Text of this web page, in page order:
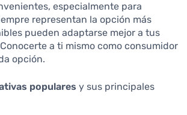
especialmente para
representan la opción más
pueden adaptarse mejor a tus
a ti mismo como consumidor
opción.
populares y sus principales